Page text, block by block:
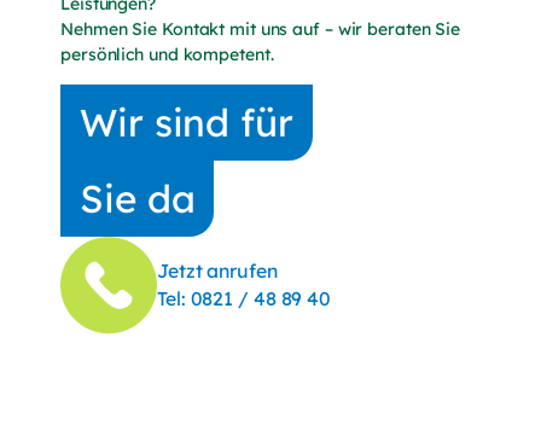
Nehmen Sie Kontakt mit uns auf – wir beraten Sie
persönlich und kompetent.
Wir sind für
Sie da
Jetzt anrufen
Tel: 0821 / 48 89 40
(Telefonnummer anrufen)